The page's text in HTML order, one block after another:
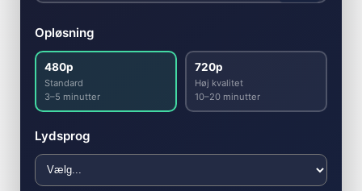
Opløsning
480p
Standard
3–5 minutter
720p
Høj kvalitet
10–20 minutter
Lydsprog